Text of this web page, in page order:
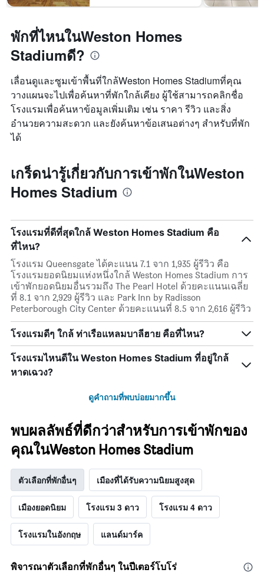
พักที่ไหนในWeston Homes
Stadiumดี?
เลื่อนดูและซูมเข้าพื้นที่ใกล้Weston Homes Stadiumที่คุณ
วางแผนจะไปเพื่อค้นหาที่พักใกล้เคียง ผู้ใช้สามารถคลิกชื่อ
โรงแรมเพื่อค้นหาข้อมูลเพิ่มเติม เช่น ราคา รีวิว และสิ่ง
อำนวยความสะดวก และยังค้นหาข้อเสนอต่างๆ สำหรับที่พัก
ได้
เกร็ดน่ารู้เกี่ยวกับการเข้าพักในWeston
Homes Stadium
โรงแรมที่ดีที่สุดใกล้ Weston Homes Stadium คือ
ที่ไหน?
โรงแรม Queensgate ได้คะแนน 7.1 จาก 1,935 ผู้รีวิว คือ
โรงแรมยอดนิยมแห่งหนึ่งใกล้ Weston Homes Stadium การ
เข้าพักยอดนิยมอื่นรวมถึง The Pearl Hotel ด้วยคะแนนเฉลี่ย
ที่ 8.1 จาก 2,929 ผู้รีวิว และ Park Inn by Radisson
Peterborough City Center ด้วยคะแนนที่ 8.5 จาก 2,616 ผู้รีวิว
โรงแรมดีๆ ใกล้ ท่าเรือแหลมบาลีฮาย คือที่ไหน?
โรงแรมไหนดีใน Weston Homes Stadium ที่อยู่ใกล้
หาดเฉวง?
ดูคำถามที่พบบ่อยมากขึ้น
พบผลลัพธ์ที่ดีกว่าสำหรับการเข้าพักของ
คุณในWeston Homes Stadium
ตัวเลือกที่พักอื่นๆ เมืองที่ได้รับความนิยมสูงสุด
เมืองยอดนิยม โรงแรม 3 ดาว โรงแรม 4 ดาว
โรงแรมในอังกฤษ แลนด์มาร์ค
พิจารณาตัวเลือกที่พักอื่นๆ ในปีเตอร์โบโร่